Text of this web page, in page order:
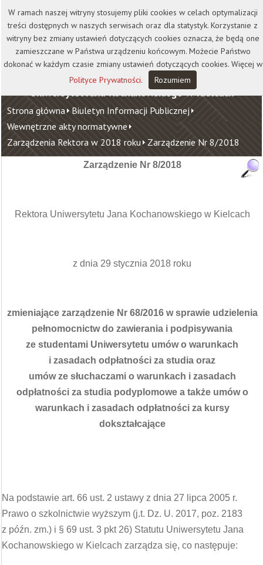
Kontakt Biblioteka
Wydawnictwo
Wirtualna Uczelnia
Uniwersytet Jana Kochanowskiego w Kielcach
Strona główna Biuletyn Informacji Publicznej
Wewnętrzne akty normatywne
Zarządzenia Rektora w 2018 roku Zarządzenie Nr 8/2018
Zarządzenie Nr 8/2018
Rektora Uniwersytetu Jana Kochanowskiego w Kielcach
z dnia 29 stycznia 2018 roku
zmieniające zarządzenie Nr 68/2016 w sprawie udzielenia
pełnomocnictw do zawierania i podpisywania
ze studentami Uniwersytetu umów o warunkach
i zasadach odpłatności za studia oraz
umów ze słuchaczami o warunkach i zasadach
odpłatności za studia podyplomowe a także umów o
warunkach i zasadach odpłatności za kursy
dokształcające
Na podstawie art. 66 ust. 2 ustawy z dnia 27 lipca 2005 r.
Prawo o szkolnictwie wyższym (j.t. Dz. U. 2017, poz. 2183
z późn. zm.) i § 69 ust. 3 pkt 26) Statutu Uniwersytetu Jana
Kochanowskiego w Kielcach zarządza się, co następuje:
W ramach naszej witryny stosujemy pliki cookies w celach optymalizacji
treści dostępnych w naszych serwisach oraz dla statystyk. Korzystanie z
witryny bez zmiany ustawień dotyczących cookies oznacza, że będą one
zamieszczane w Państwa urządzeniu końcowym. Możecie Państwo
dokonać w każdym czasie zmiany ustawień dotyczących cookies. Więcej w
Polityce Prywatności. Rozumiem